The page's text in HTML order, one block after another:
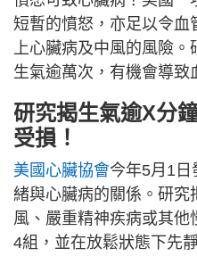
短暫的憤怒，亦足以令血
上心臟病及中風的風險
生氣逾萬次，有機會導致
研究揭生氣逾X分
受損！
美國心臟協會今年5月1
緒與心臟病的關係。研究
風、嚴重精神疾病或其
4組，並在放鬆狀態下先